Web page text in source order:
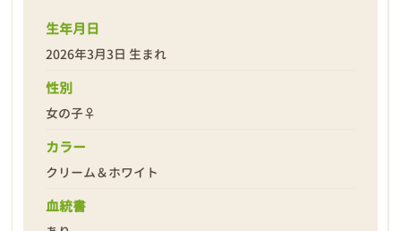
生年月日
2026年3月3日 生まれ
性別
女の子♀
カラー
クリーム＆ホワイト
血統書